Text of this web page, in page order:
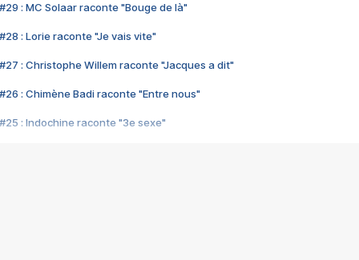
#29 : MC Solaar raconte "Bouge de là"
#28 : Lorie raconte "Je vais vite"
#27 : Christophe Willem raconte "Jacques a dit"
#26 : Chimène Badi raconte "Entre nous"
#25 : Indochine raconte "3e sexe"